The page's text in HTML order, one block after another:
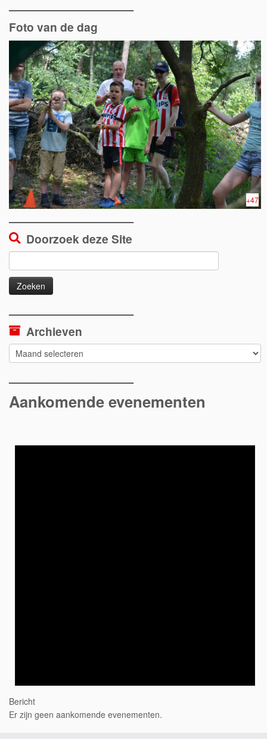
———————————
Foto van de dag
+47
———————————
Doorzoek deze Site
Zoeken
naar:
———————————
Archieven
Archieven
———————————
Aankomende evenementen
Bericht
Er zijn geen aankomende evenementen.